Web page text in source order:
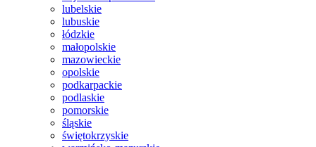
lubelskie
lubuskie
łódzkie
małopolskie
mazowieckie
opolskie
podkarpackie
podlaskie
pomorskie
śląskie
świętokrzyskie